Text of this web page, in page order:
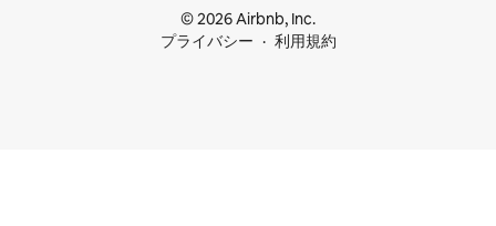
© 2026 Airbnb, Inc.
プライバシー
利用規約